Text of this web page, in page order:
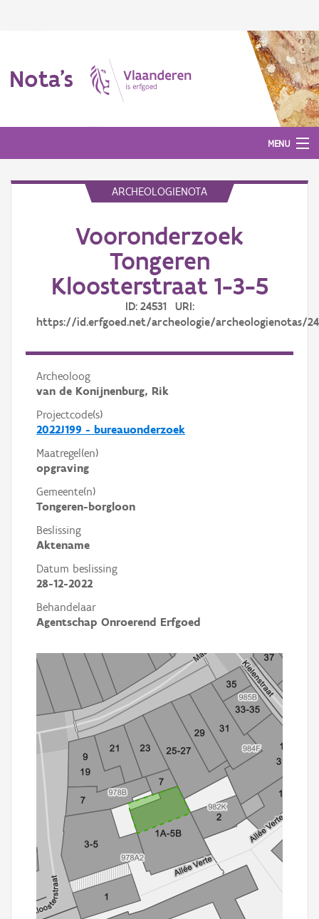
Nota's
MENU
ARCHEOLOGIENOTA
Vooronderzoek
Tongeren
Kloosterstraat 1-3-5
ID: 24531 URI:
https://id.erfgoed.net/archeologie/archeologienotas/
Archeoloog
van de Konijnenburg, Rik
Projectcode(s)
2022J199 - bureauonderzoek
Maatregel(en)
opgraving
Gemeente(n)
Tongeren-borgloon
Beslissing
Aktename
Datum beslissing
28-12-2022
Behandelaar
Agentschap Onroerend Erfgoed